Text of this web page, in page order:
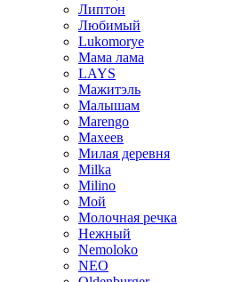
Липтон
Любимый
Lukomorye
Мама лама
LAYS
Мажитэль
Малышам
Marengo
Махеев
Милая деревня
Milka
Milino
Мой
Молочная речка
Нежный
Nemoloko
NEO